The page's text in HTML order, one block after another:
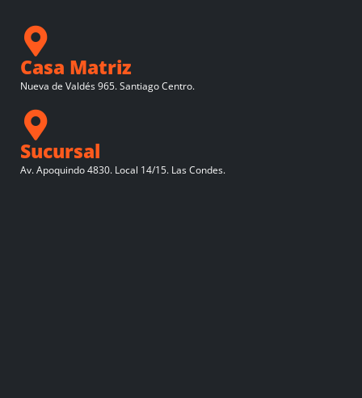
Casa Matriz
Nueva de Valdés 965. Santiago Centro.
Sucursal
Av. Apoquindo 4830. Local 14/15. Las Condes.